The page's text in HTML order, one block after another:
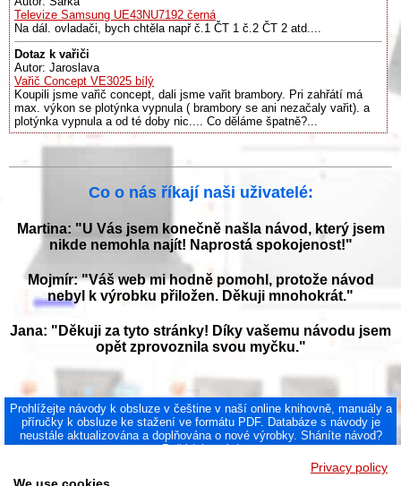
Televize Samsung UE43NU7192 černá
Na dál. ovladači, bych chtěla např č.1 ČT 1 č.2 ČT 2 atd....
Dotaz k vařiči
Autor: Jaroslava
Vařič Concept VE3025 bílý
Koupili jsme vařič concept, dali jsme vařit brambory. Pri zahřátí má
max. výkon se plotýnka vypnula ( brambory se ani nezačaly vařit). a
plotýnka vypnula a od té doby nic.... Co děláme špatně?...
Co o nás říkají naši uživatelé:
Martina: "U Vás jsem konečně našla návod, který jsem
nikde nemohla najít! Naprostá spokojenost!"
Mojmír: "Váš web mi hodně pomohl, protože návod
nebyl k výrobku přiložen. Děkuji mnohokrát."
Jana: "Děkuji za tyto stránky! Díky vašemu návodu jsem
opět zprovoznila svou myčku."
Prohlížejte návody k obsluze v češtine v naší online knihovně, manuály a
příručky k obsluze ke stažení ve formátu PDF. Databáze s návody je
neustále aktualizována a doplňována o nové výrobky. Sháníte návod?
Požádejte nás!
Jak přeložit PDF do češtiny|Kontakt |
Privacy policy